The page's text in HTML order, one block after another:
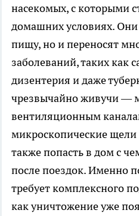
насекомых, с которыми
домашних условиях. Они
пищу, но и переносят
заболеваний, таких как
дизентерия и даже
чрезвычайно живучи —
вентиляционным
микроскопические щели
также попасть в дом с
после поездок. Именно
требует комплексного
как уничтожение уже